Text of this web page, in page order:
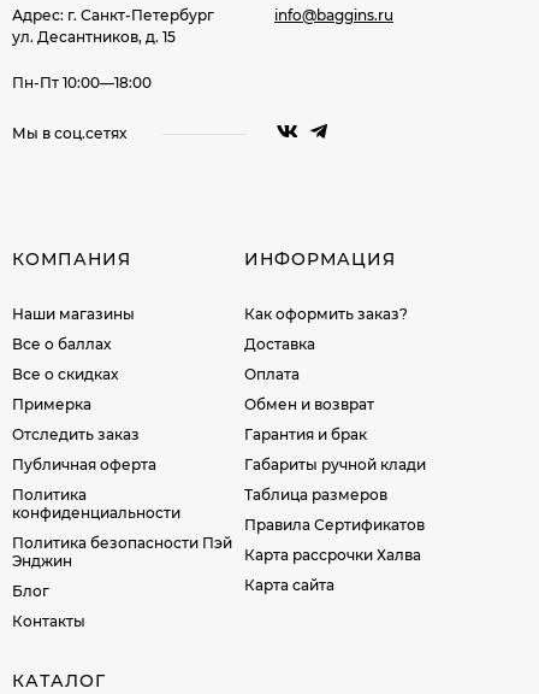
Адрес: г. Санкт-Петербург
ул. Десантников, д. 15
info@baggins.ru
Пн-Пт 10:00—18:00
Мы в соц.сетях
КОМПАНИЯ
Наши магазины
Все о баллах
Все о скидках
Примерка
Отследить заказ
Публичная оферта
Политика
конфиденциальности
Политика безопасности Пэй
Энджин
Блог
Контакты
ИНФОРМАЦИЯ
Как оформить заказ?
Доставка
Оплата
Обмен и возврат
Гарантия и брак
Габариты ручной клади
Таблица размеров
Правила Сертификатов
Карта рассрочки Халва
Карта сайта
КАТАЛОГ